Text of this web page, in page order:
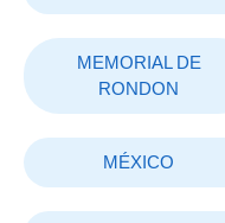
MEMORIAL DE
RONDON
MÉXICO